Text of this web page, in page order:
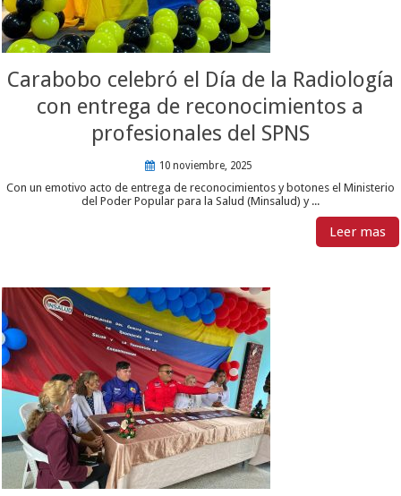
Carabobo celebró el Día de la Radiología
con entrega de reconocimientos a
profesionales del SPNS
10 noviembre, 2025
Con un emotivo acto de entrega de reconocimientos y botones el Ministerio
del Poder Popular para la Salud (Minsalud) y ...
Leer mas